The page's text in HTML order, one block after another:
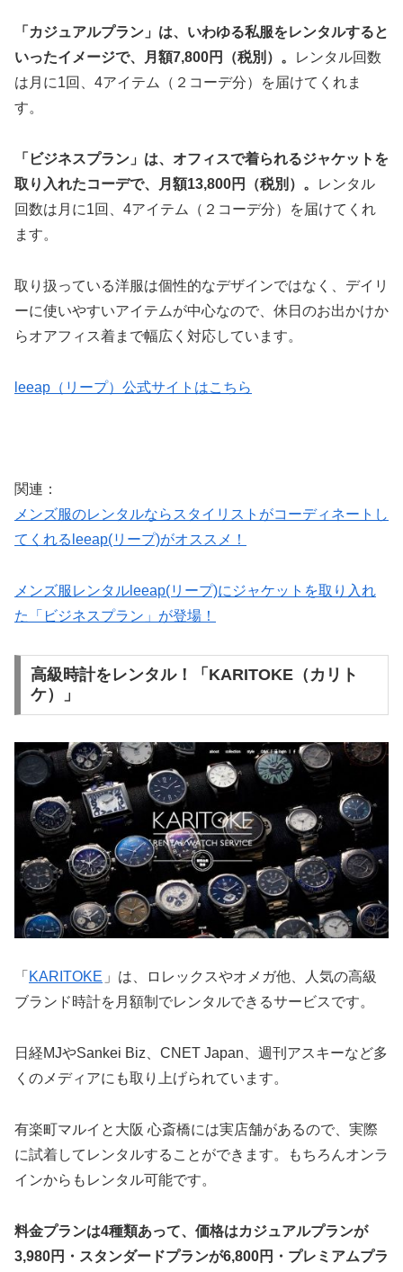
「カジュアルプラン」は、いわゆる私服をレンタルすると
いったイメージで、月額7,800円（税別）。
レンタル回数
は月に1回、4アイテム（２コーデ分）を届けてくれま
す。
「ビジネスプラン」は、オフィスで着られるジャケットを
取り入れたコーデで、月額13,800円（税別）。
レンタル
回数は月に1回、4アイテム（２コーデ分）を届けてくれ
ます。
取り扱っている洋服は個性的なデザインではなく、デイリ
ーに使いやすいアイテムが中心なので、休日のお出かけか
らオアフィス着まで幅広く対応しています。
leeap（リープ）公式サイトはこちら
関連：
メンズ服のレンタルならスタイリストがコーディネートし
てくれるleeap(リープ)がオススメ！
メンズ服レンタルleeap(リープ)にジャケットを取り入れ
た「ビジネスプラン」が登場！
高級時計をレンタル！「KARITOKE（カリト
ケ）」
「 KARITOKE 」は、ロレックスやオメガ他、人気の高級
ブランド時計を月額制でレンタルできるサービスです。
日経MJやSankei Biz、CNET Japan、週刊アスキーなど多
くのメディアにも取り上げられています。
有楽町マルイと大阪 心斎橋には実店舗があるので、実際
に試着してレンタルすることができます。もちろんオンラ
インからもレンタル可能です。
料金プランは4種類あって、価格はカジュアルプランが
3,980円・スタンダードプランが6,800円・プレミアムプラ